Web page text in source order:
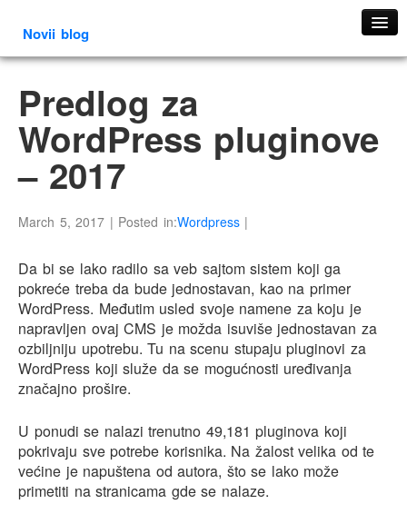
Novii blog
Kontakt
O meni
Prethodni blog
Reference
Sadržaj bloga
Video Gallery
Video Grid Gallery
Predlog za
WordPress pluginove
– 2017
March 5, 2017 | Posted in:Wordpress|
Da bi se lako radilo sa veb sajtom sistem koji ga
pokreće treba da bude jednostavan, kao na primer
WordPress. Međutim usled svoje namene za koju je
napravljen ovaj CMS je možda isuviše jednostavan za
ozbiljniju upotrebu. Tu na scenu stupaju pluginovi za
WordPress koji služe da se mogućnosti uređivanja
značajno prošire.
U ponudi se nalazi trenutno 49,181 pluginova koji
pokrivaju sve potrebe korisnika. Na žalost velika od te
većine je napuštena od autora, što se lako može
primetiti na stranicama gde se nalaze.